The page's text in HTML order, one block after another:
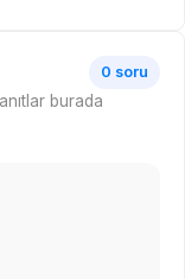
0 soru
burada